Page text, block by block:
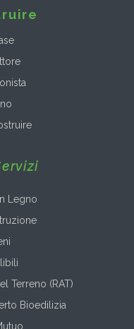
Legno
Terreno (RAT)
Bioedilizia